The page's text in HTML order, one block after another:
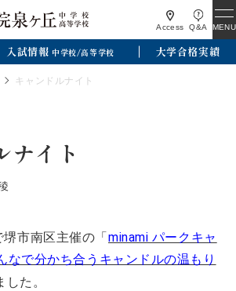
Access Q&A MENU
入試情報 中学校/高等学校 大学合格実績
キャンドルナイト
ナイト
市南区主催の「 minami パークキャ
なで分かち合うキャンドルの温もり
した。